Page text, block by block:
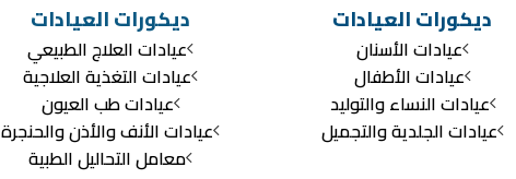
ديكورات العيادات
عيادات الأسنان
عيادات الأطفال
عيادات النساء والتوليد
عيادات الجلدية والتجميل
ديكورات العيادات
عيادات العلاج الطبيعي
عيادات التغذية العلاجية
عيادات طب العيون
عيادات الأنف والأذن والحنجرة
معامل التحاليل الطبية